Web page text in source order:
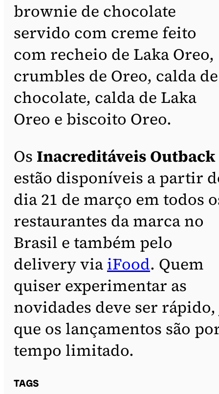
brownie de chocolate
servido com creme feito
com recheio de Laka Oreo,
crumbles de Oreo, calda de
chocolate, calda de Laka
Oreo e biscoito Oreo.
Os Inacreditáveis Outback
estão disponíveis a partir
dia 21 de março em todos
restaurantes da marca no
Brasil e também pelo
delivery via iFood. Quem
quiser experimentar as
novidades deve ser
que os lançamentos são
tempo limitado.
TAGS